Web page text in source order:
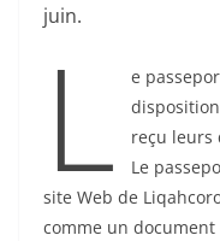
juin.
L
e
reçu leurs
Le
site Web de
comme un